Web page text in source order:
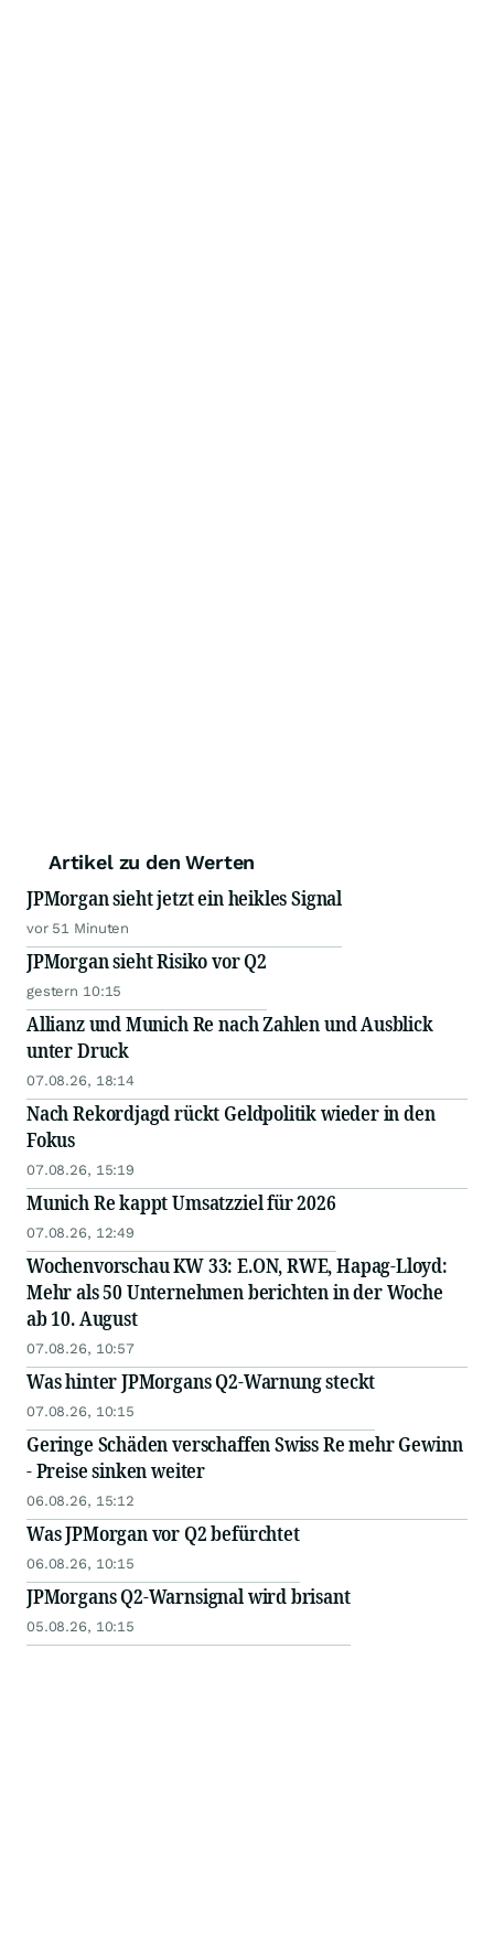
Artikel zu den Werten
JPMorgan sieht jetzt ein heikles Signal
vor 51 Minuten
JPMorgan sieht Risiko vor Q2
gestern 10:15
Allianz und Munich Re nach Zahlen und Ausblick
unter Druck
07.08.26, 18:14
Nach Rekordjagd rückt Geldpolitik wieder in den
Fokus
07.08.26, 15:19
Munich Re kappt Umsatzziel für 2026
07.08.26, 12:49
Wochenvorschau KW 33: E.ON, RWE, Hapag-Lloyd:
Mehr als 50 Unternehmen berichten in der Woche
ab 10. August
07.08.26, 10:57
Was hinter JPMorgans Q2-Warnung steckt
07.08.26, 10:15
Geringe Schäden verschaffen Swiss Re mehr Gewinn
- Preise sinken weiter
06.08.26, 15:12
Was JPMorgan vor Q2 befürchtet
06.08.26, 10:15
JPMorgans Q2-Warnsignal wird brisant
05.08.26, 10:15